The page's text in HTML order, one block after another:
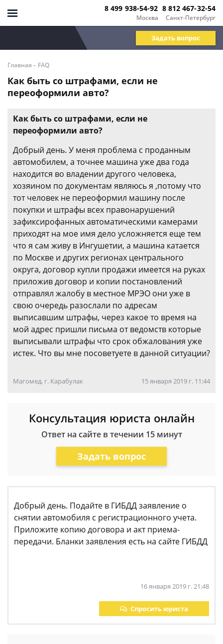
Москва
8 499 938-54-92
Санкт-Петербург
8 812 467-32-54
Задать вопрос
Главная - FAQ
Как быть со штрафами, если не
переоформили авто?
Как быть со штрафами, если не
переоформили авто?
Добрый день. У меня проблема с проданным
автомобилем, а точнее машина уже два года
находится во владении другого человека,
хозяином по документам являюсь я ,потому что
тот человек не переоформил машину после
покупки и штрафы всех правонарушений
зафиксирофанных автоматическими камерами
приходят на мое имя дело усложняется еще тем
что я сам живу в Ингушетии, а машина катается
по Москве и других регионах центрального
округа, договор купли продажи имеется на руках
приложив договор и копии постановлений
отправлял жалобу в местное МРЭО они уже в
свою очередь разослали по адресам
выписавшим штрафы, через какое то время на
мой адрес пришли письма от ведомств которые
выписывали штрафы что срок обжалования уже
истек. Что вы мне посоветуете в данной ситуации?
Магомед, г. Карабулак 15 января 2019 г. 11:44
Консультация юриста онлайн
Ответ на сайте в течении 15 минут
Задать вопрос
Добрый день. Подайте в ГИБДД заявление о
снятии автомобиля с регистрационного учета.
Приложите копию договора и акт приема-
передачи. Бланки заявления есть на сайте ГИБДД
16 января 2019 г. 21:48
Спросить юриста